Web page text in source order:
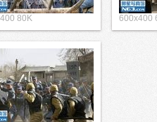
80K 600x400